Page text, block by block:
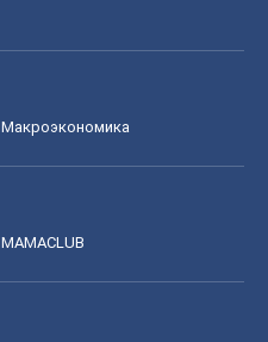
Mакроэкономика
MAMACLUB